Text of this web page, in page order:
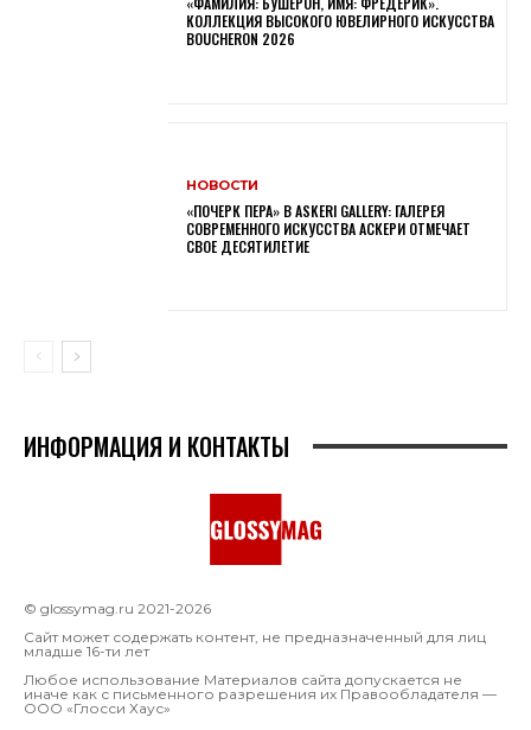
КОЛЛЕКЦИЯ ВЫСОКОГО ЮВЕЛИРНОГО ИСКУССТВА
BOUCHERON 2026
НОВОСТИ
«ПОЧЕРК ПЕРА» В ASKERI GALLERY: ГАЛЕРЕЯ
СОВРЕМЕННОГО ИСКУССТВА АСКЕРИ ОТМЕЧАЕТ
СВОЕ ДЕСЯТИЛЕТИЕ
ИНФОРМАЦИЯ И КОНТАКТЫ
© glossymag.ru 2021-2026
Сайт может содержать контент, не предназначенный для лиц
младше 16-ти лет
Любое использование Материалов сайта допускается не
иначе как с письменного разрешения их Правообладателя —
OOO «Глосси Хаус»